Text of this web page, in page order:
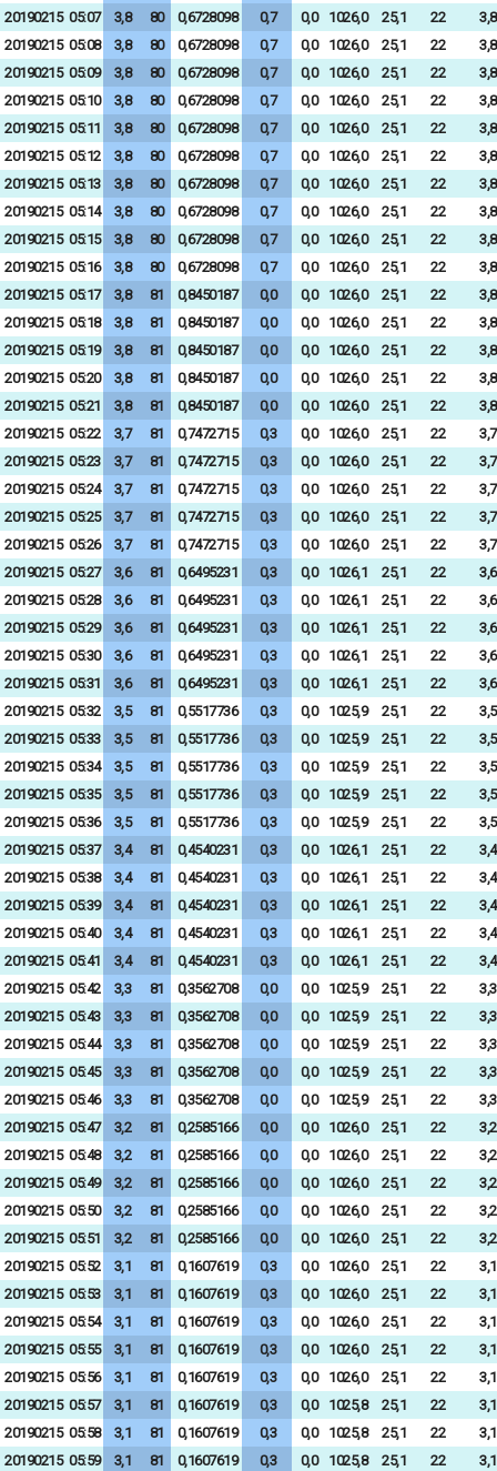
20190215 05:07 3,8 80 0,6728098 0,7 0,0 1026,0 25,1 22
3,8
20190215 05:08 3,8 80 0,6728098 0,7 0,0 1026,0 25,1 22
3,8
20190215 05:09 3,8 80 0,6728098 0,7 0,0 1026,0 25,1 22
3,8
20190215 05:10 3,8 80 0,6728098 0,7 0,0 1026,0 25,1 22
3,8
20190215 05:11 3,8 80 0,6728098 0,7 0,0 1026,0 25,1 22
3,8
20190215 05:12 3,8 80 0,6728098 0,7 0,0 1026,0 25,1 22
3,8
20190215 05:13 3,8 80 0,6728098 0,7 0,0 1026,0 25,1 22
3,8
20190215 05:14 3,8 80 0,6728098 0,7 0,0 1026,0 25,1 22
3,8
20190215 05:15 3,8 80 0,6728098 0,7 0,0 1026,0 25,1 22
3,8
20190215 05:16 3,8 80 0,6728098 0,7 0,0 1026,0 25,1 22
3,8
20190215 05:17 3,8 81 0,8450187 0,0 0,0 1026,0 25,1 22
3,8
20190215 05:18 3,8 81 0,8450187 0,0 0,0 1026,0 25,1 22
3,8
20190215 05:19 3,8 81 0,8450187 0,0 0,0 1026,0 25,1 22
3,8
20190215 05:20 3,8 81 0,8450187 0,0 0,0 1026,0 25,1 22
3,8
20190215 05:21 3,8 81 0,8450187 0,0 0,0 1026,0 25,1 22
3,8
20190215 05:22 3,7 81 0,7472715 0,3 0,0 1026,0 25,1 22
3,7
20190215 05:23 3,7 81 0,7472715 0,3 0,0 1026,0 25,1 22
3,7
20190215 05:24 3,7 81 0,7472715 0,3 0,0 1026,0 25,1 22
3,7
20190215 05:25 3,7 81 0,7472715 0,3 0,0 1026,0 25,1 22
3,7
20190215 05:26 3,7 81 0,7472715 0,3 0,0 1026,0 25,1 22
3,7
20190215 05:27 3,6 81 0,6495231 0,3 0,0 1026,1 25,1 22
3,6
20190215 05:28 3,6 81 0,6495231 0,3 0,0 1026,1 25,1 22
3,6
20190215 05:29 3,6 81 0,6495231 0,3 0,0 1026,1 25,1 22
3,6
20190215 05:30 3,6 81 0,6495231 0,3 0,0 1026,1 25,1 22
3,6
20190215 05:31 3,6 81 0,6495231 0,3 0,0 1026,1 25,1 22
3,6
20190215 05:32 3,5 81 0,5517736 0,3 0,0 1025,9 25,1 22
3,5
20190215 05:33 3,5 81 0,5517736 0,3 0,0 1025,9 25,1 22
3,5
20190215 05:34 3,5 81 0,5517736 0,3 0,0 1025,9 25,1 22
3,5
20190215 05:35 3,5 81 0,5517736 0,3 0,0 1025,9 25,1 22
3,5
20190215 05:36 3,5 81 0,5517736 0,3 0,0 1025,9 25,1 22
3,5
20190215 05:37 3,4 81 0,4540231 0,3 0,0 1026,1 25,1 22
3,4
20190215 05:38 3,4 81 0,4540231 0,3 0,0 1026,1 25,1 22
3,4
20190215 05:39 3,4 81 0,4540231 0,3 0,0 1026,1 25,1 22
3,4
20190215 05:40 3,4 81 0,4540231 0,3 0,0 1026,1 25,1 22
3,4
20190215 05:41 3,4 81 0,4540231 0,3 0,0 1026,1 25,1 22
3,4
20190215 05:42 3,3 81 0,3562708 0,0 0,0 1025,9 25,1 22
3,3
20190215 05:43 3,3 81 0,3562708 0,0 0,0 1025,9 25,1 22
3,3
20190215 05:44 3,3 81 0,3562708 0,0 0,0 1025,9 25,1 22
3,3
20190215 05:45 3,3 81 0,3562708 0,0 0,0 1025,9 25,1 22
3,3
20190215 05:46 3,3 81 0,3562708 0,0 0,0 1025,9 25,1 22
3,3
20190215 05:47 3,2 81 0,2585166 0,0 0,0 1026,0 25,1 22
3,2
20190215 05:48 3,2 81 0,2585166 0,0 0,0 1026,0 25,1 22
3,2
20190215 05:49 3,2 81 0,2585166 0,0 0,0 1026,0 25,1 22
3,2
20190215 05:50 3,2 81 0,2585166 0,0 0,0 1026,0 25,1 22
3,2
20190215 05:51 3,2 81 0,2585166 0,0 0,0 1026,0 25,1 22
3,2
20190215 05:52 3,1 81 0,1607619 0,3 0,0 1026,0 25,1 22
3,1
20190215 05:53 3,1 81 0,1607619 0,3 0,0 1026,0 25,1 22
3,1
20190215 05:54 3,1 81 0,1607619 0,3 0,0 1026,0 25,1 22
3,1
20190215 05:55 3,1 81 0,1607619 0,3 0,0 1026,0 25,1 22
3,1
20190215 05:56 3,1 81 0,1607619 0,3 0,0 1026,0 25,1 22
3,1
20190215 05:57 3,1 81 0,1607619 0,3 0,0 1025,8 25,1 22
3,1
20190215 05:58 3,1 81 0,1607619 0,3 0,0 1025,8 25,1 22
3,1
20190215 05:59 3,1 81 0,1607619 0,3 0,0 1025,8 25,1 22
3,1